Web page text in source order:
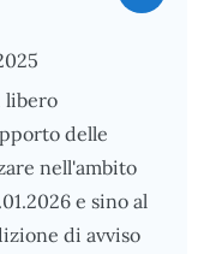
libero
delle
nell'ambito
e sino al
di avviso